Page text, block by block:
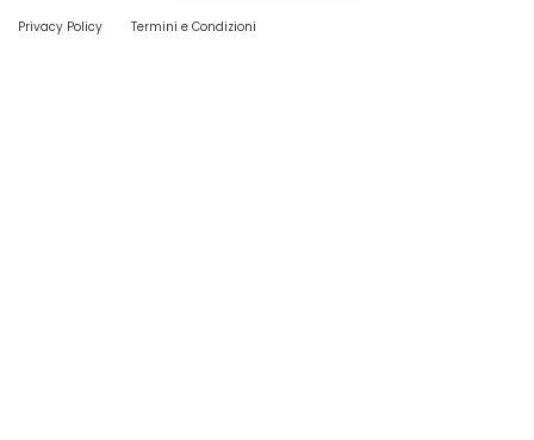
Privacy Policy Termini e Condizioni